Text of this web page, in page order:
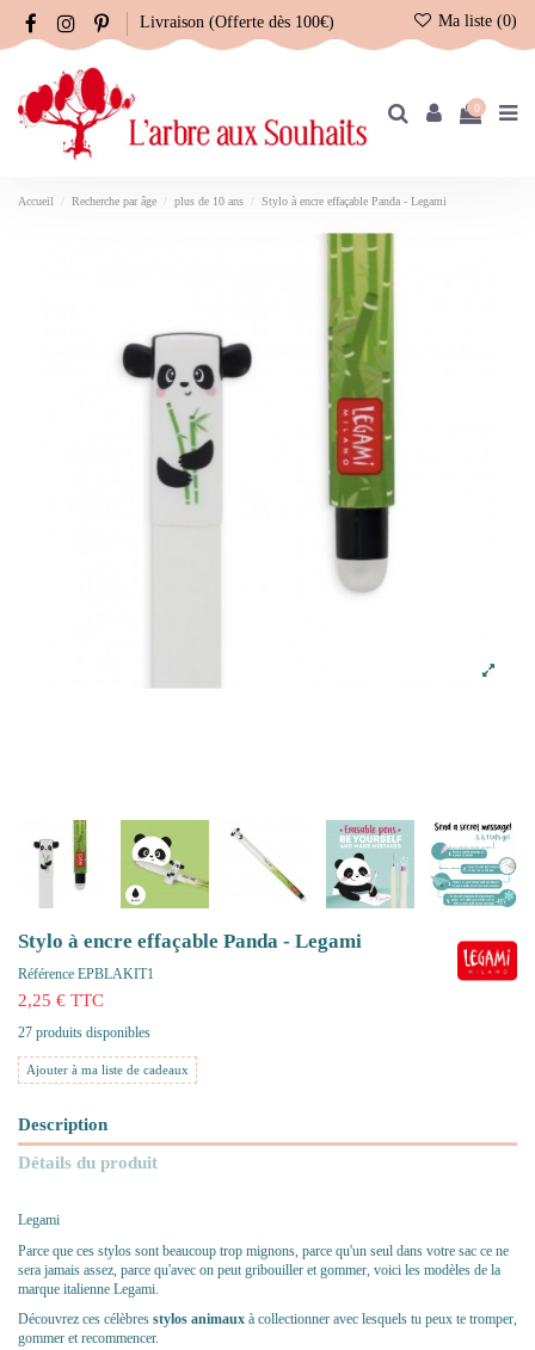
Livraison (Offerte dès 100€) Ma liste (0)
0
Accueil Recherche par âge plus de 10 ans Stylo à encre effaçable Panda - Legami
Stylo à encre effaçable Panda - Legami
Référence EPBLAKIT1
2,25 € TTC
27 produits disponibles
Ajouter à ma liste de cadeaux
Description
Détails du produit
Legami
Parce que ces stylos sont beaucoup trop mignons, parce qu'un seul dans votre sac ce ne
sera jamais assez, parce qu'avec on peut gribouiller et gommer, voici les modèles de la
marque italienne Legami.
Découvrez ces célèbres stylos animaux à collectionner avec lesquels tu peux te tromper,
gommer et recommencer.